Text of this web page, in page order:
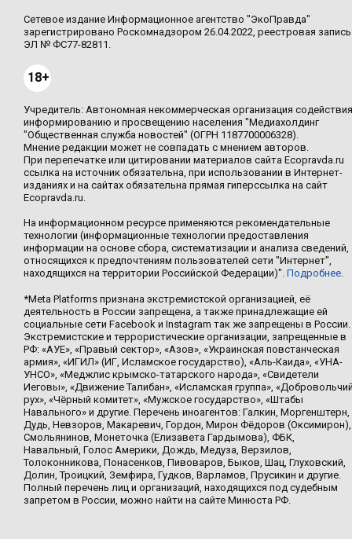
Сетевое издание Информационное агентство "ЭкоПравда"
зарегистрировано Роскомнадзором 26.04.2022, реестровая запись
ЭЛ № ФС77-82811.
18+
Учредитель: Автономная некоммерческая организация содействия
информированию и просвещению населения "Медиахолдинг
"Общественная служба новостей" (ОГРН 1187700006328).
Мнение редакции может не совпадать с мнением авторов.
При перепечатке или цитировании материалов сайта Ecopravda.ru
ссылка на источник обязательна, при использовании в Интернет-
изданиях и на сайтах обязательна прямая гиперссылка на сайт
Ecopravda.ru.
На информационном ресурсе применяются рекомендательные
технологии (информационные технологии предоставления
информации на основе сбора, систематизации и анализа сведений,
относящихся к предпочтениям пользователей сети "Интернет",
находящихся на территории Российской Федерации)". Подробнее.
*Meta Platforms признана экстремистской организацией, её
деятельность в России запрещена, а также принадлежащие ей
социальные сети Facebook и Instagram так же запрещены в России.
Экстремистские и террористические организации, запрещенные в
РФ: «АУЕ», «Правый сектор», «Азов», «Украинская повстанческая
армия», «ИГИЛ» (ИГ, Исламское государство), «Аль-Каида», «УНА-
УНСО», «Меджлис крымско-татарского народа», «Свидетели
Иеговы», «Движение Талибан», «Исламская группа»,
рух», «Чёрный комитет», «Мужское государство», «Штабы
Навального» и другие. Перечень иноагентов: Галкин, Моргенштерн,
Дудь, Невзоров, Макаревич, Гордон, Мирон Фёдоров (Оксимирон),
Смольянинов, Монеточка (Елизавета Гардымова), ФБК,
Навальный, Голос Америки, Дождь, Медуза, Верзилов,
Толоконникова, Понасенков, Пивоваров, Быков, Шац, Глуховский,
Долин, Троицкий, Земфира, Гудков, Варламов, Прусикин и другие.
Полный перечень лиц и организаций, находящихся под судебным
запретом в России, можно найти на сайте Минюста РФ.